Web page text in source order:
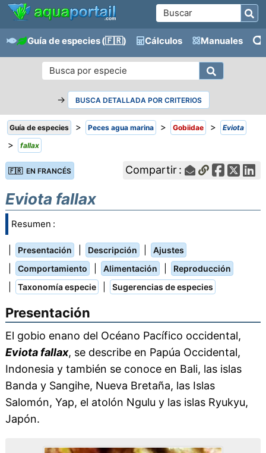
Guía de especies(🇫🇷) Cálculos Manuales
→ BUSCA DETALLADA POR CRITERIOS
Guía de especies > Peces agua marina > Gobiidae > Eviota
> fallax
🇫🇷 EN FRANCÉS Compartir :
Eviota fallax
Resumen :
Presentación Descripción Ajustes
Comportamiento Alimentación Reproducción
Taxonomía especie Sugerencias de especies
Presentación
El gobio enano del Océano Pacífico occidental,
Eviota fallax, se describe en Papúa Occidental,
Indonesia y también se conoce en Bali, las islas
Banda y Sangihe, Nueva Bretaña, las Islas
Salomón, Yap, el atolón Ngulu y las islas Ryukyu,
Japón.